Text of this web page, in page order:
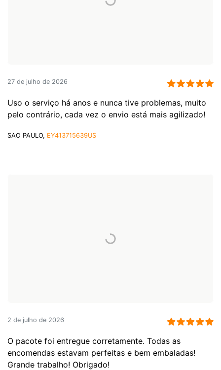
27 de julho de 2026
Uso o serviço há anos e nunca tive problemas, muito
pelo contrário, cada vez o envio está mais agilizado!
SAO PAULO, EY413715639US
2 de julho de 2026
O pacote foi entregue corretamente. Todas as
encomendas estavam perfeitas e bem embaladas!
Grande trabalho! Obrigado!